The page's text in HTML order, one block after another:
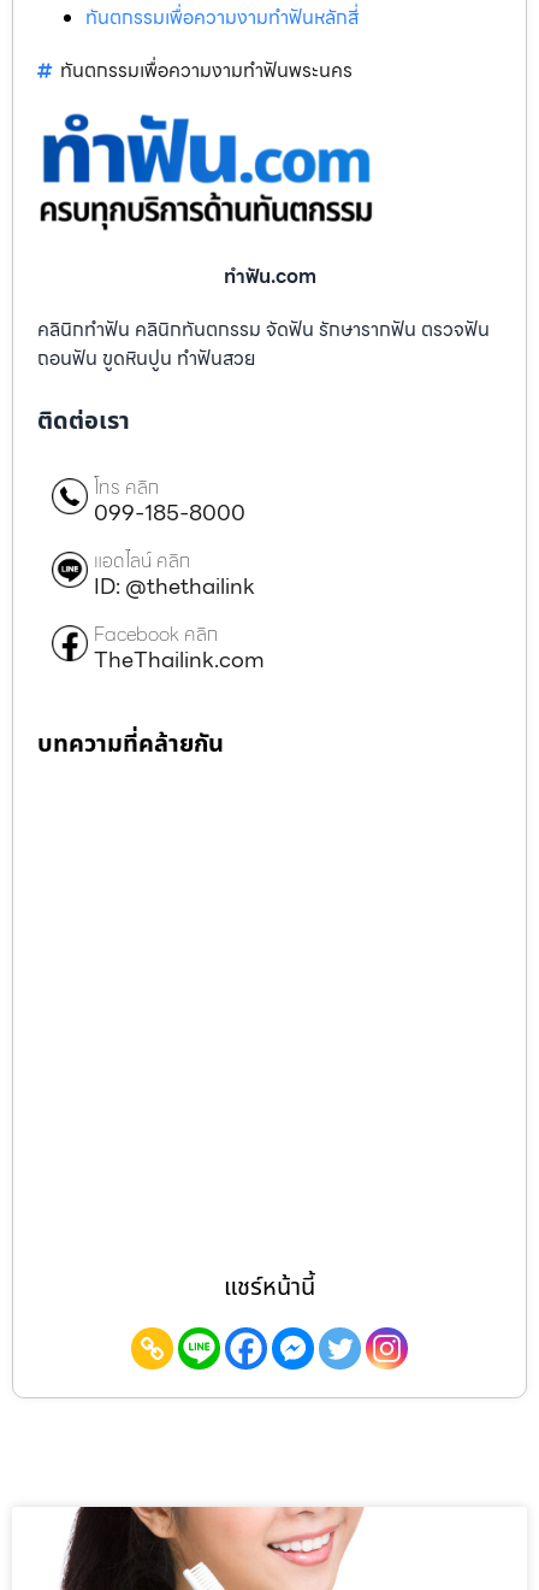
ทันตกรรมเพื่อความงามทำฟันหลักสี่
ทันตกรรมเพื่อความงามทำฟันพระนคร
ทําฟัน.com
คลินิกทำฟัน คลินิกทันตกรรม จัดฟัน รักษารากฟัน ตรวจฟัน
ถอนฟัน ขูดหินปูน ทำฟันสวย
ติดต่อเรา
โทร คลิก
099-185-8000
แอดไลน์ คลิก
ID: @thethailink
Facebook คลิก
TheThailink.com
บทความที่คล้ายกัน
แชร์หน้านี้